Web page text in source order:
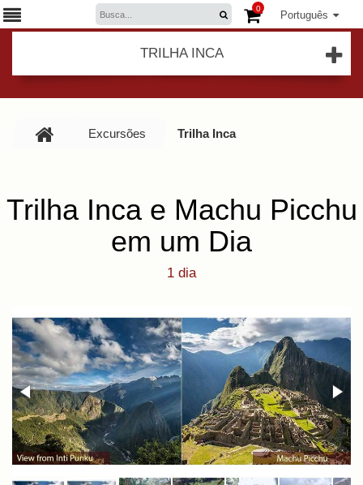
Português
0
TRILHA INCA
Excursões Trilha Inca
Trilha Inca e Machu Picchu
em um Dia
1 dia